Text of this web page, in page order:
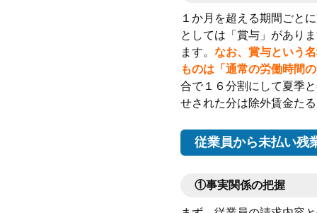
１か月を超える期間ごと
としては「賞与」があり
ます。 なお、賞与という
ものは「通常の労働時間
合で１６分割にして夏季
せされた分は除外賃金た
従業員から未払い残
①事実関係の把握